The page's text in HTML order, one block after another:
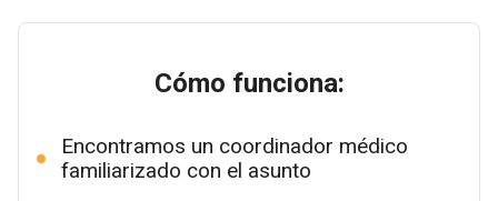
Cómo funciona:
Encontramos un coordinador médico
familiarizado con el asunto